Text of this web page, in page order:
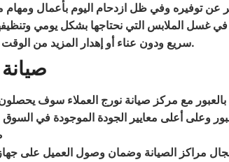
عن توفيره وفي ظل ازدحام اليوم بأعمال
في غسل الملابس التي نحتاجها بشكل يومي
سريع ودون عناء أو إهدار المزيد من الوقت في الغسيل اليدوي والذي قد لا يؤدي لتحقيق النتائج التي توفرها المجففات.
مع مركز صيانة نورج العملاء سوف
وعلى أعلى معايير الجودة الموجودة في
مراكز الصيانة وضمان وصول العميل على